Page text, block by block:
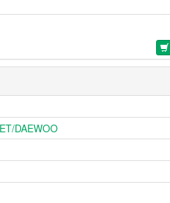
DAEWOO